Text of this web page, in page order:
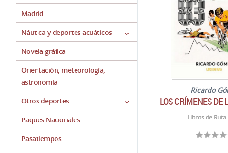
Madrid
Náutica y deportes acuáticos
Novela gráfica
Orientación, meteorología,
astronomía
Otros deportes
Paques Nacionales
Pasatiempos
Ricardo
LOS CRÍMENES DE
Libros de